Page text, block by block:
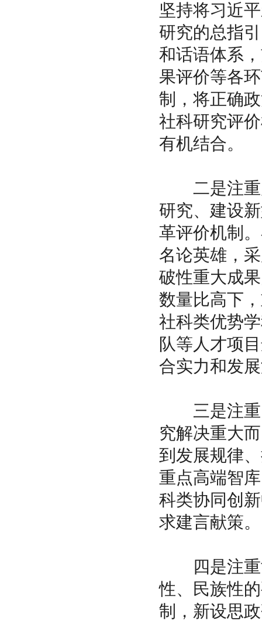
坚持将习近
研究的总指
和话语体系
果评价等各
制，将正确
社科研究评
有机结合。
二是注重
研究、建设
革评价机制
名论英雄，
破性重大成
数量比高下
社科类优势
队等人才项
合实力和发
三是注重
究解决重大
到发展规律
重点高端智
科类协同创
求建言献策。
四是注重
性、民族性
制，新设思